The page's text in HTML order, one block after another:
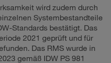
wird zudem durch
Systembestandteile
Standards bestätigt. Das
2021 geprüft und für
Das RMS wurde in
gemäß IDW PS 981